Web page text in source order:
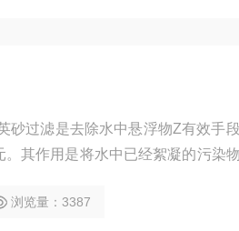
砂过滤是去除水中悬浮物Z有效手
其作用是将水中已经絮凝的污染
浏览量：3387